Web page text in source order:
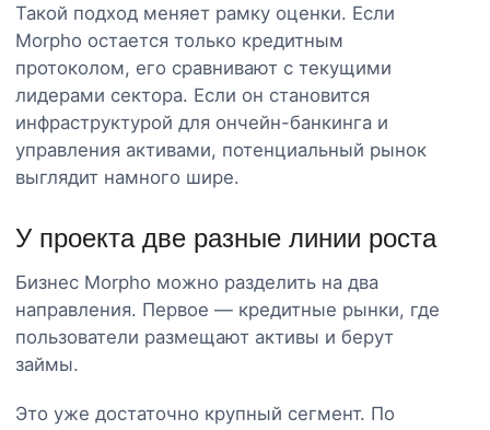
Такой подход меняет рамку оценки. Если
Morpho остается только кредитным
протоколом, его сравнивают с текущими
лидерами сектора. Если он становится
инфраструктурой для ончейн-банкинга и
управления активами, потенциальный рынок
выглядит намного шире.
У проекта две разные линии роста
Бизнес Morpho можно разделить на два
направления. Первое — кредитные рынки, где
пользователи размещают активы и берут
займы.
Это уже достаточно крупный сегмент. По